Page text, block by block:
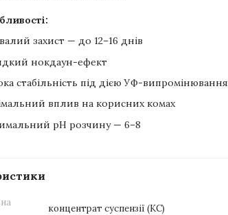
захист — до 12–16 днів
нокдаун-ефект
стабільність під дією УФ-випромінювання
вплив на корисних комах
pH розчину — 6–8
концентрат суспензії (КС)